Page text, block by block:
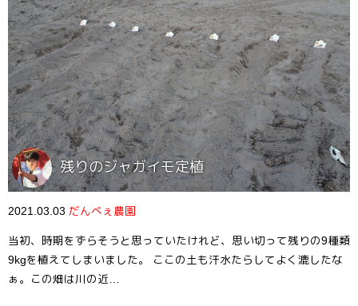
残りのジャガイモ定植
2021.03.03 だんべぇ農園
当初、時期をずらそうと思っていたけれど、思い切って残りの9種類
9kgを植えてしまいました。 ここの土も汗水たらしてよく漉したな
ぁ。この畑は川の近…